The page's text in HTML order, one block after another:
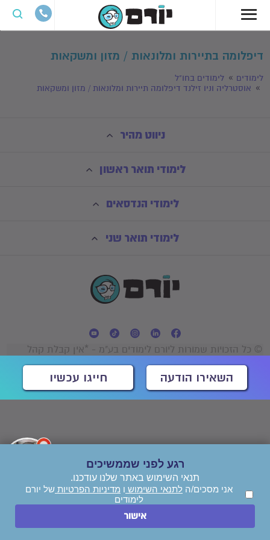
דיפלומה בתיירות ומלונאות / מזון ומשקאות
לימודים
לימודים בחו"ל
אוסטרליה וניו זילנד דיפלומה תיירות ומלונאות / מזון ומשקאות
ניווט מהיר
לימודי תואר ראשון
לימודי הנדסאים
לימודי תואר שני
© כל הזכויות שמורות ליורם לימודים בע"מ - *אין קבלת קהל
השאירו הודעה חייגו עכשיו
רגע לפני שממשיכים
תנאי השימוש באתר שלנו עודכנו.
אני מסכים/ה לתנאי השימוש ו מדיניות הפרטיות של יורם
לימודים
אישור